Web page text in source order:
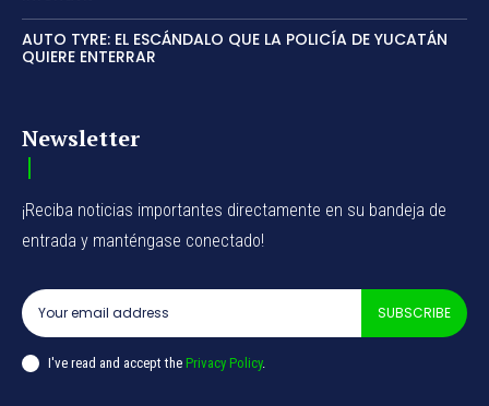
AUTO TYRE: EL ESCÁNDALO QUE LA POLICÍA DE YUCATÁN
QUIERE ENTERRAR
Newsletter
¡Reciba noticias importantes directamente en su bandeja de
entrada y manténgase conectado!
SUBSCRIBE
I've read and accept the Privacy Policy.